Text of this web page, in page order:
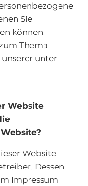
Sie
können.
Thema
unter
Website
Website
Dessen
Impressum